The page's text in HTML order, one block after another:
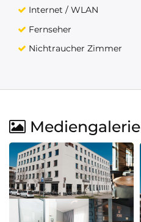
Internet / WLAN
Fernseher
Nichtraucher Zimmer
Mediengalerie